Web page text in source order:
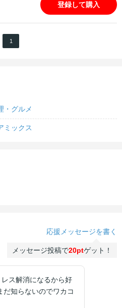
登録して購入
1
・グルメ
ミックス
応援メッセージを書く
メッセージ投稿で20ptゲット！
ス解消になるから好
だ知らないのでワカコ